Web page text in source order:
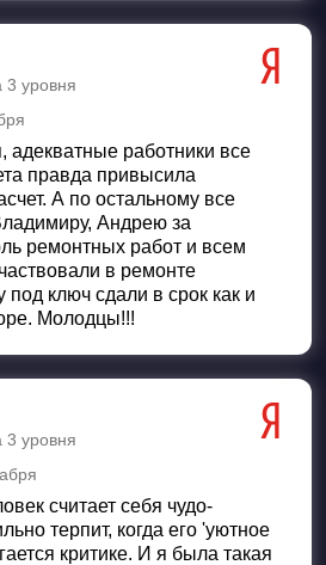
3 уровня
работники все
правда привысила
А по остальному все
Андрею за
ремонтных работ и всем
в ремонте
под ключ сдали в срок как и
Молодцы!!!
3 уровня
считает себя чудо-
терпит, когда его 'уютное
критике. И я была такая